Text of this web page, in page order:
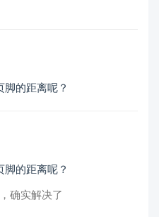
的距离呢？
的距离呢？
确实解决了